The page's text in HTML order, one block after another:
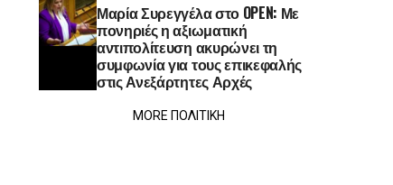
Μαρία Συρεγγέλα στο OPEN: Με
πονηριές η αξιωματική
αντιπολίτευση ακυρώνει τη
συμφωνία για τους επικεφαλής
στις Ανεξάρτητες Αρχές
MORE ΠΟΛΙΤΙΚΗ